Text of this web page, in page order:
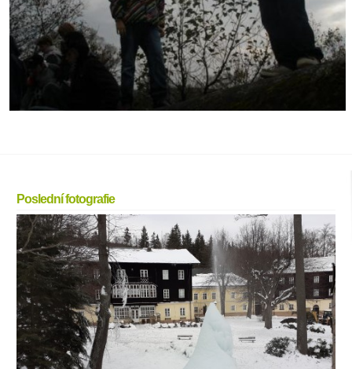
Poslední fotografie